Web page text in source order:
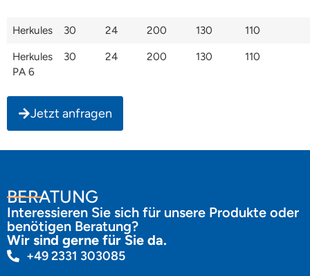
Herkules 30 24 200 130
110
Herkules
PA 6
30 24 200 130 110
Jetzt anfragen
BERATUNG
Interessieren Sie sich für unsere Produkte oder
benötigen Beratung?
Wir sind gerne für Sie da.
+49 2331 303085